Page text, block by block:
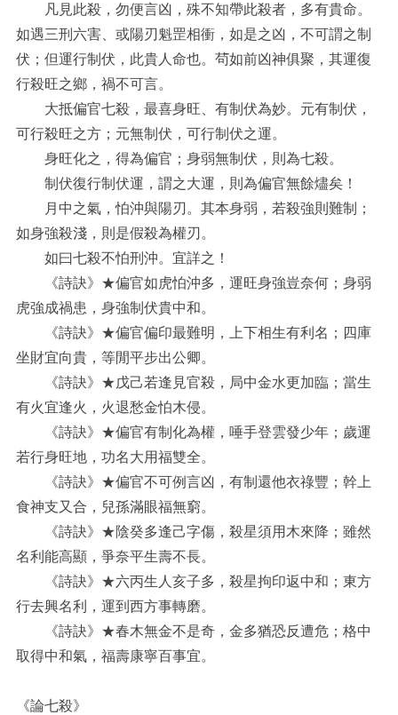
凡見此殺，勿便言凶，殊不知帶此殺者，多有貴命。
如遇三刑六害、或陽刃魁罡相衝，如是之凶，不可謂之制
伏；但運行制伏，此貴人命也。茍如前凶神俱聚，其運復
行殺旺之鄉，禍不可言。
大抵偏官七殺，最喜身旺、有制伏為妙。元有制伏，
可行殺旺之方；元無制伏，可行制伏之運。
身旺化之，得為偏官；身弱無制伏，則為七殺。
制伏復行制伏運，謂之大運，則為偏官無餘燼矣！
月中之氣，怕沖與陽刃。其本身弱，若殺強則難制；
如身強殺淺，則是假殺為權刃。
如曰七殺不怕刑沖。宜詳之！
《詩訣》★偏官如虎怕沖多，運旺身強豈奈何；身弱
虎強成禍患，身強制伏貴中和。
《詩訣》★偏官偏印最難明，上下相生有利名；四庫
坐財宜向貴，等閒平步出公卿。
《詩訣》★戊己若逢見官殺，局中金水更加臨；當生
有火宜逢火，火退愁金怕木侵。
《詩訣》★偏官有制化為權，唾手登雲發少年；歲運
若行身旺地，功名大用福雙全。
《詩訣》★偏官不可例言凶，有制還他衣祿豐；幹上
食神支又合，兒孫滿眼福無窮。
《詩訣》★陰癸多逢己字傷，殺星須用木來降；雖然
名利能高顯，爭奈平生壽不長。
《詩訣》★六丙生人亥子多，殺星拘印返中和；東方
行去興名利，運到西方事轉磨。
《詩訣》★春木無金不是奇，金多猶恐反遭危；格中
取得中和氣，福壽康寧百事宜。
《論七殺》